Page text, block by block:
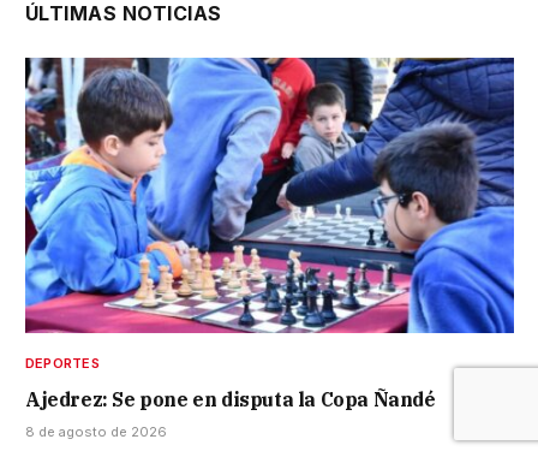
ÚLTIMAS NOTICIAS
DEPORTES
Ajedrez: Se pone en disputa la Copa Ñandé
8 de agosto de 2026